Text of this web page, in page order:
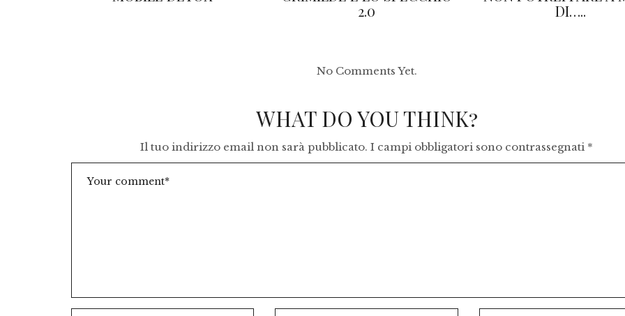
2.0
DI…..
No Comments Yet.
WHAT DO YOU THINK?
Il tuo indirizzo email non sarà pubblicato. I campi obbligatori sono contrassegnati *